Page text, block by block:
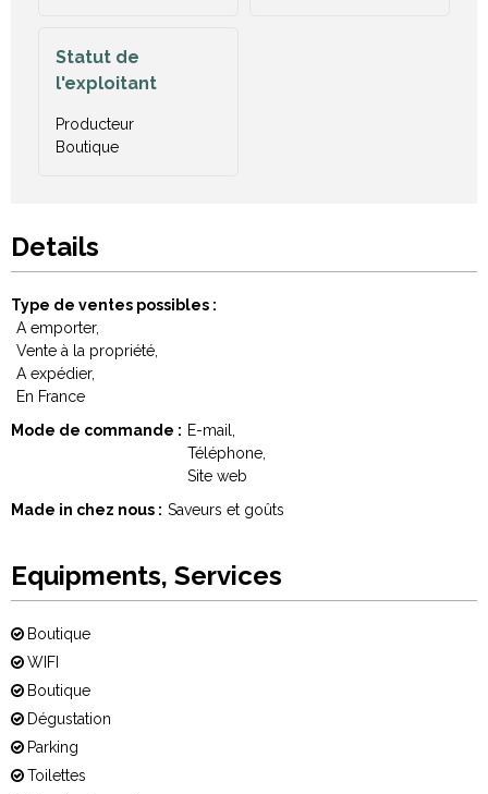
Statut de
l'exploitant
Producteur
Boutique
Details
Type de ventes possibles
A emporter
Vente à la propriété
A expédier
En France
Mode de commande
E-mail
Téléphone
Site web
Made in chez nous
Saveurs et goûts
Equipments, Services
Boutique
WIFI
Boutique
Dégustation
Parking
Toilettes